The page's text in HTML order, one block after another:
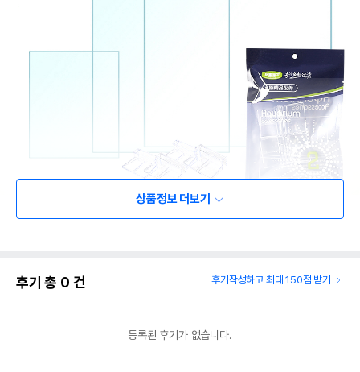
상품정보 더보기
후기 총 0 건 후기작성하고 최대 150점 받기
등록된 후기가 없습니다.